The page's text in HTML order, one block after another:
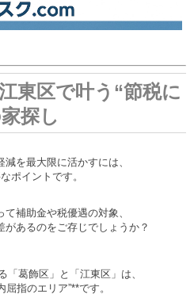
東区で叶う“節税に
探し
を最大限に活かすには、
ポイントです。
補助金や税優遇の対象、
あるのをご存じでしょうか？
葛飾区」と「江東区」は、
指のエリア”**です。